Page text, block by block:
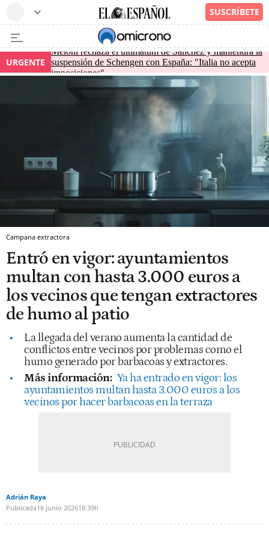
URGENTE
Meloni rechaza el ultimátum de Sánchez y mantendrá la
suspensión de Schengen con España: "Italia no acepta
imposiciones"
Campana extractora
Entró en vigor: ayuntamientos
multan con hasta 3.000 euros a
los vecinos que tengan extractores
de humo al patio
La llegada del verano aumenta la cantidad de
conflictos entre vecinos por problemas como el
humo generado por barbacoas y extractores.
Más información: Ya ha entrado en vigor: los
ayuntamientos multan hasta 3.000 euros a los
vecinos por hacer barbacoas en la terraza
Adrián Raya
Publicada16 junio 202618:39h